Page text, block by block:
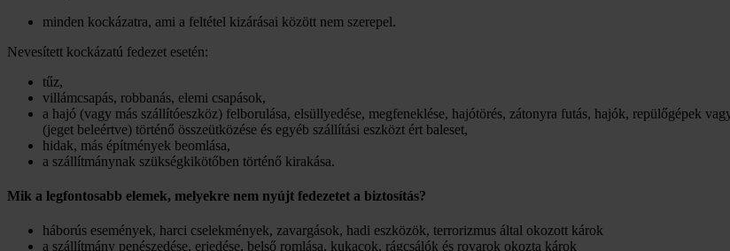
minden kockázatra, ami a feltétel kizárásai között nem szerepel.
Nevesített kockázatú fedezet esetén:
tűz,
villámcsapás, robbanás, elemi csapások,
a hajó (vagy más szállítóeszköz) felborulása, elsüllyedése, megfeneklése, hajótörés, zátonyra futás, hajók, repülőgépek
(jeget beleértve) történő összeütközése és egyéb szállítási eszközt ért baleset,
hidak, más építmények beomlása,
a szállítmánynak szükségkikötőben történő kirakása.
Mik a legfontosabb elemek, melyekre nem nyújt fedezetet a biztosítás?
háborús események, harci cselekmények, zavargások, hadi eszközök, terrorizmus által okozott károk
a szállítmány penészedése, erjedése, belső romlása, kukacok, rágcsálók és rovarok okozta károk